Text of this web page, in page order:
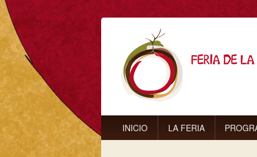
INICIO LA FERIA